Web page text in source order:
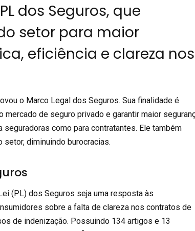
dos Seguros, que
setor para maior
eficiência e clareza nos
o Marco Legal dos Seguros. Sua finalidade é
mercado de seguro privado e garantir maior
seguradoras como para contratantes. Ele também
setor, diminuindo burocracias.
(PL) dos Seguros seja uma resposta às
sobre a falta de clareza nos contratos de
de indenização. Possuindo 134 artigos e 13